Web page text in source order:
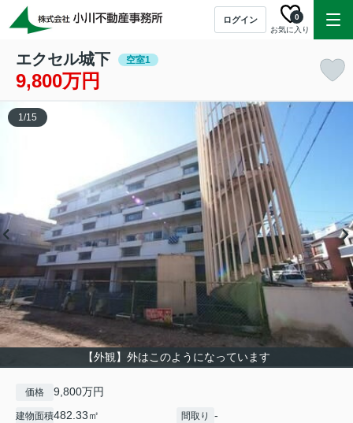
ログイン
お気に入り
0
エクセル城下 空室1
9,800万円
【外観】外はこのようになっています
1/15
価格 9,800万円
建物面積482.33㎡ 間取り -